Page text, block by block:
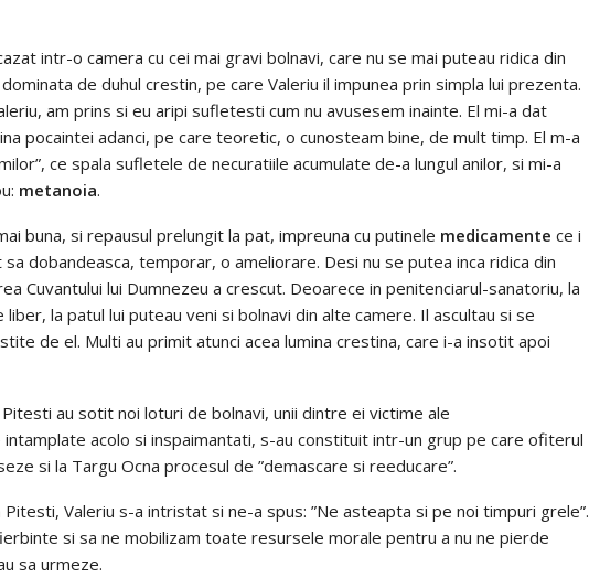
intr-o camera cu cei mai gravi bolnavi, care nu se mai puteau ridica din
de duhul crestin, pe care Valeriu il impunea prin simpla lui prezenta.
am prins si eu aripi sufletesti cum nu avusesem inainte. El mi-a dat
pocaintei adanci, pe care teoretic, o cunosteam bine, de mult timp. El m-a
ce spala sufletele de necuratiile acumulate de-a lungul anilor, si mi-a
metanoia.
buna, si repausul prelungit la pat, impreuna cu putinele medicamente ce i
dobandeasca, temporar, o ameliorare. Desi nu se putea inca ridica din
Cuvantului lui Dumnezeu a crescut. Deoarece in penitenciarul-sanatoriu, la
la patul lui puteau veni si bolnavi din alte camere. Il ascultau si se
de el. Multi au primit atunci acea lumina crestina, care i-a insotit apoi
au sotit noi loturi de bolnavi, unii dintre ei victime ale
intamplate acolo si inspaimantati, s-au constituit intr-un grup pe care ofiterul
si la Targu Ocna procesul de ”demascare si reeducare”.
Valeriu s-a intristat si ne-a spus: ”Ne asteapta si pe noi timpuri grele”.
si sa ne mobilizam toate resursele morale pentru a nu ne pierde
sa urmeze.